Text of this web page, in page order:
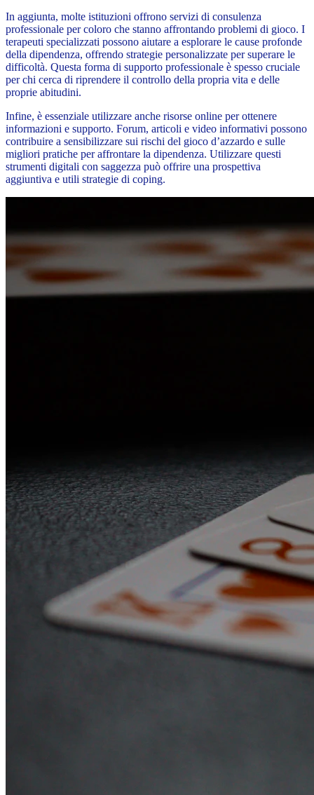
In aggiunta, molte istituzioni offrono servizi di consulenza
professionale per coloro che stanno affrontando problemi di gioco. I
terapeuti specializzati possono aiutare a esplorare le cause profonde
della dipendenza, offrendo strategie personalizzate per superare le
difficoltà. Questa forma di supporto professionale è spesso cruciale
per chi cerca di riprendere il controllo della propria vita e delle
proprie abitudini.
Infine, è essenziale utilizzare anche risorse online per ottenere
informazioni e supporto. Forum, articoli e video informativi possono
contribuire a sensibilizzare sui rischi del gioco d’azzardo e sulle
migliori pratiche per affrontare la dipendenza. Utilizzare questi
strumenti digitali con saggezza può offrire una prospettiva
aggiuntiva e utili strategie di coping.